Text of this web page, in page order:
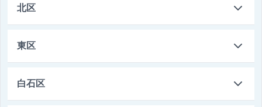
いいえ
本店営業部
011-621-1310
北区
篠路支店
011-771-2111
東区
北札幌支店
白石区